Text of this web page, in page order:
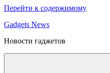
Перейти к содержимому
Gadgets News
Новости гаджетов